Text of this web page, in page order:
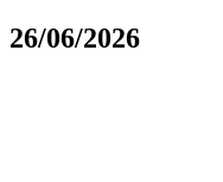
26/06/2026